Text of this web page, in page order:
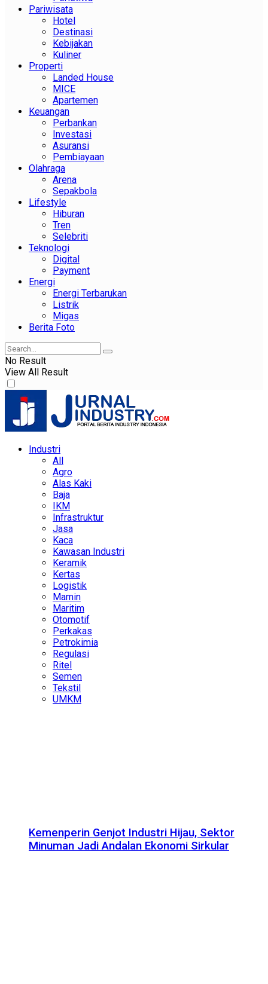
Pariwisata
Hotel
Destinasi
Kebijakan
Kuliner
Properti
Landed House
MICE
Apartemen
Keuangan
Perbankan
Investasi
Asuransi
Pembiayaan
Olahraga
Arena
Sepakbola
Lifestyle
Hiburan
Tren
Selebriti
Teknologi
Digital
Payment
Energi
Energi Terbarukan
Listrik
Migas
Berita Foto
No Result
View All Result
Industri
All
Agro
Alas Kaki
Baja
IKM
Infrastruktur
Jasa
Kaca
Kawasan Industri
Keramik
Kertas
Logistik
Mamin
Maritim
Otomotif
Perkakas
Petrokimia
Regulasi
Ritel
Semen
Tekstil
UMKM
Kemenperin Genjot Industri Hijau, Sektor
Minuman Jadi Andalan Ekonomi Sirkular